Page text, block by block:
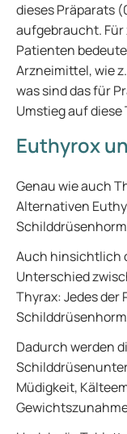
dieses Präparats
aufgebraucht.
Patienten
Arzneimittel, wie
was sind das für
Umstieg auf
Euthyrox
Genau wie auch
Alternativen
Auch hinsichtlich
Unterschied
Thyrax: Jedes der
Dadurch werden
Müdigkeit,